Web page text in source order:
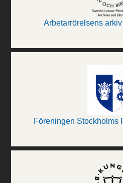
Arbetarrörelsens
Föreningen Stockholms